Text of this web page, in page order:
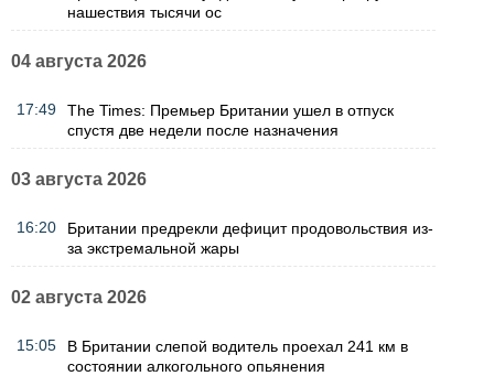
нашествия тысячи ос
04 августа 2026
17:49
The Times: Премьер Британии ушел в отпуск
спустя две недели после назначения
03 августа 2026
16:20
Британии предрекли дефицит продовольствия из-
за экстремальной жары
02 августа 2026
15:05
В Британии слепой водитель проехал 241 км в
состоянии алкогольного опьянения